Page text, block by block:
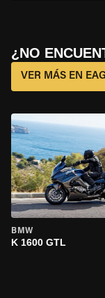
¿NO
VER MÁS EN
BMW
K 1600 GTL